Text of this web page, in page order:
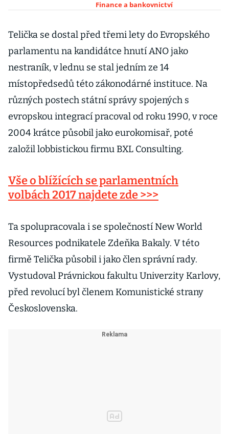
Finance a bankovnictví
Telička se dostal před třemi lety do Evropského
parlamentu na kandidátce hnutí ANO jako
nestraník, v lednu se stal jedním ze 14
místopředsedů této zákonodárné instituce. Na
různých postech státní správy spojených s
evropskou integrací pracoval od roku 1990, v roce
2004 krátce působil jako eurokomisař, poté
založil lobbistickou firmu BXL Consulting.
Vše o blížících se parlamentních
volbách 2017 najdete zde >>>
Ta spolupracovala i se společností New World
Resources podnikatele Zdeňka Bakaly. V této
firmě Telička působil i jako člen správní rady.
Vystudoval Právnickou fakultu Univerzity Karlovy,
před revolucí byl členem Komunistické strany
Československa.